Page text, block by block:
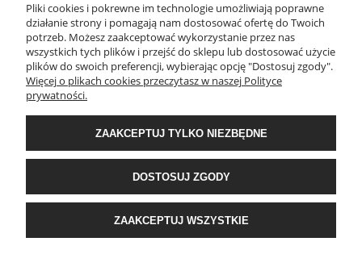
INFORMACJE
PŁATNOŚCI I DOSTAWA
O NAS
POPULARNE KATEGORIE
Krakowska 201, 34-124 Klecza Dolna, woj. małopolskie | e-mail:
ekomax.pl| telefon:507 086 377
Pliki cookies i pokrewne im technologie umożliwiają poprawne
działanie strony i pomagają nam dostosować ofertę do Twoich
potrzeb. Możesz zaakceptować wykorzystanie przez nas
wszystkich tych plików i przejść do sklepu lub dostosować użycie
plików do swoich preferencji, wybierając opcję "Dostosuj zgody".
Więcej o plikach cookies przeczytasz w naszej Polityce
prywatności.
ZAAKCEPTUJ TYLKO NIEZBĘDNE
DOSTOSUJ ZGODY
ZAAKCEPTUJ WSZYSTKIE